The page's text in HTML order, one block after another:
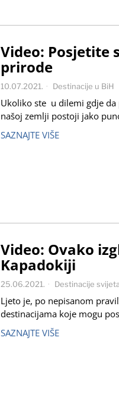
Video: Posjetite
prirode
10.07.2021. Destinacije u BiH
Ukoliko ste u dilemi gdje
našoj zemlji postoji jako
SAZNAJTE VIŠE
Video: Ovako
Kapadokiji
25.06.2021. Destinacije svijeta
Ljeto je, po nepisanom
destinacijama koje mogu
SAZNAJTE VIŠE